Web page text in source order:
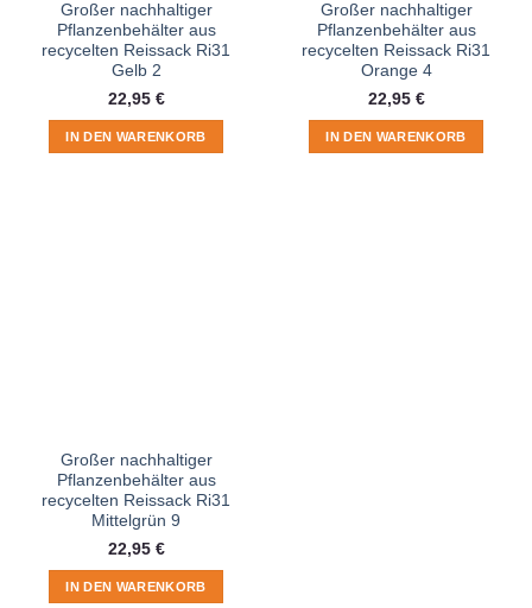
Großer nachhaltiger
Pflanzenbehälter aus
recycelten Reissack Ri31
Gelb 2
22,95 €
IN DEN WARENKORB
Großer nachhaltiger
Pflanzenbehälter aus
recycelten Reissack Ri31
Orange 4
22,95 €
IN DEN WARENKORB
Großer nachhaltiger
Pflanzenbehälter aus
recycelten Reissack Ri31
Mittelgrün 9
22,95 €
IN DEN WARENKORB